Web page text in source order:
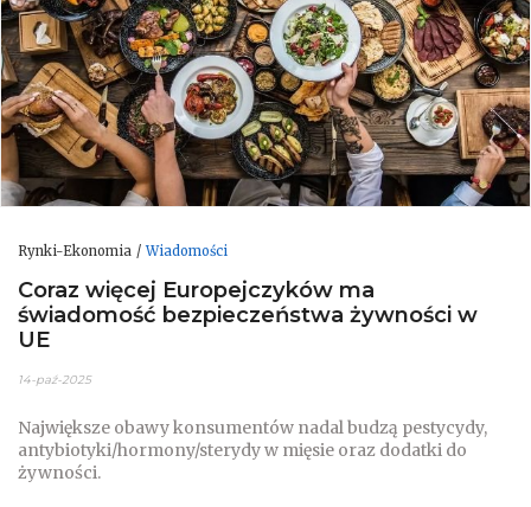
Rynki-Ekonomia Wiadomości
Coraz więcej Europejczyków ma
świadomość bezpieczeństwa żywności w
UE
14-paź-2025
Największe obawy konsumentów nadal budzą pestycydy,
antybiotyki/hormony/sterydy w mięsie oraz dodatki do
żywności.